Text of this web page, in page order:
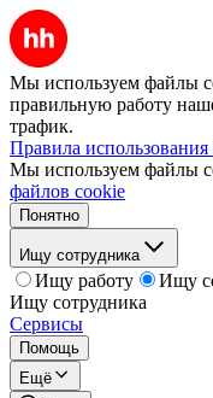
Мы используем файлы
правильную работу
трафик.
Правила
Мы используем файлы
файлов cookie
Понятно
Ищу сотрудника
Ищу работу
Ищу
Ищу сотрудника
Сервисы
Помощь
Ещё